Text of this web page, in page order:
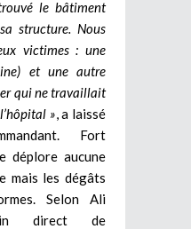
le bâtiment
structure. Nous
victimes : une
et une autre
qui ne travaillait
» , a laissé
Fort
déplore aucune
mais les dégâts
Selon Ali
direct de